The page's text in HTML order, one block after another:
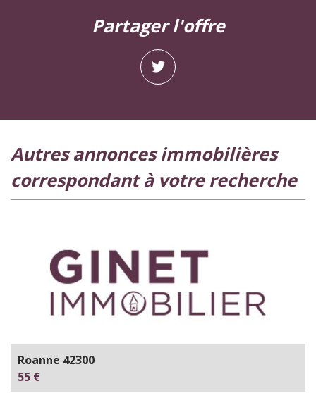
partager l'offre
autres annonces immobilières
correspondant à votre recherche
Roanne 42300
55 €